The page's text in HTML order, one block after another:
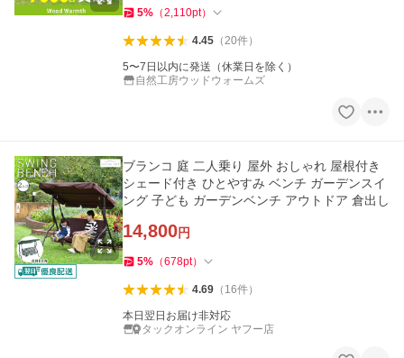
5% （2,110pt）
4.45（20件）
5〜7日以内に発送（休業日を除く）
自然工房ウッドウォームズ
ブランコ 庭 二人乗り 屋外 おしゃれ 屋根付き
シェード付き ひとやすみ ベンチ ガーデンスイ
ング 子ども ガーデンベンチ アウトドア 倉出し
14,800円
5% （678pt）
4.69（ 16件）
本日翌日お届け非対応
タックオンライン ヤフー店